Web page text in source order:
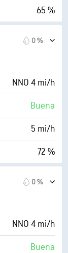
65 %
84 %
10 mi
24300 ft
0 %
NNO 4 mi/h
Buena
5 mi/h
72 %
82 %
10 mi
0 %
NNO 4 mi/h
Buena